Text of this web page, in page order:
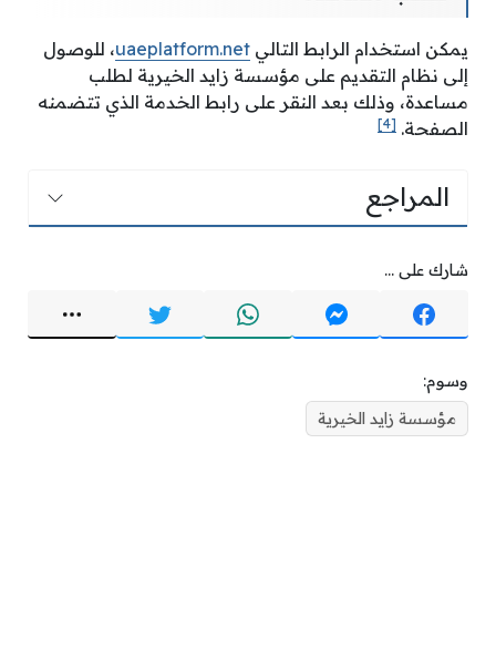
يمكن استخدام الرابط التالي uaeplatform.net، للوصول
إلى نظام التقديم على مؤسسة زايد الخيرية لطلب
مساعدة، وذلك بعد النقر على رابط الخدمة الذي تتضمنه
الصفحة. [4]
المراجع
شارك على ...
وسوم:
مؤسسة زايد الخيرية